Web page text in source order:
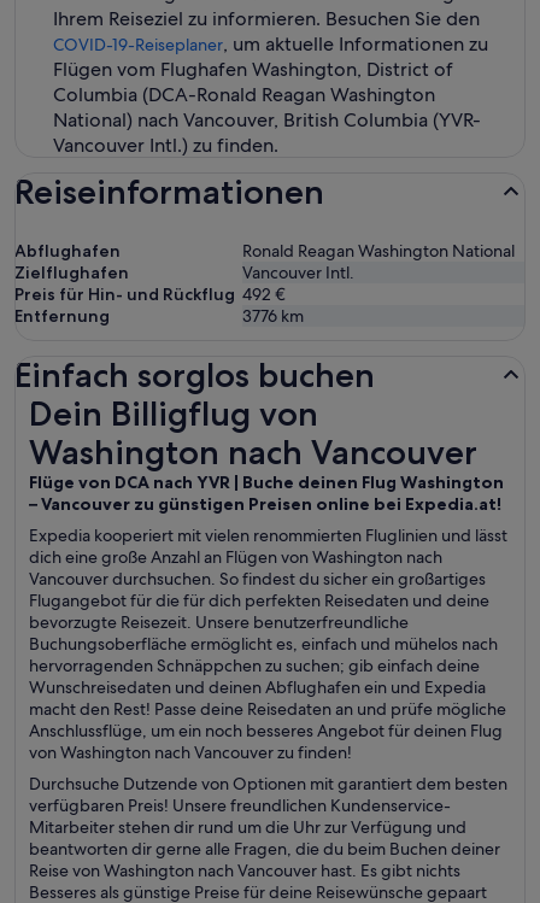
Ihrem Reiseziel zu informieren. Besuchen Sie den
COVID-19-Reiseplaner, um aktuelle Informationen zu
Flügen vom Flughafen Washington, District of
Columbia (DCA-Ronald Reagan Washington
National) nach Vancouver, British Columbia (YVR-
Vancouver Intl.) zu finden.
Reiseinformationen
Abflughafen
Ronald Reagan Washington National
Zielflughafen
Vancouver Intl.
Preis für Hin- und Rückflug 492 €
Entfernung
3776 km
Einfach sorglos buchen
Dein Billigflug von
Washington nach Vancouver
Flüge von DCA nach YVR | Buche deinen Flug Washington
– Vancouver zu günstigen Preisen online bei Expedia.at!
Expedia kooperiert mit vielen renommierten Fluglinien und lässt
dich eine große Anzahl an Flügen von Washington nach
Vancouver durchsuchen. So findest du sicher ein großartiges
Flugangebot für die für dich perfekten Reisedaten und deine
bevorzugte Reisezeit. Unsere benutzerfreundliche
Buchungsoberfläche ermöglicht es, einfach und mühelos nach
hervorragenden Schnäppchen zu suchen; gib einfach deine
Wunschreisedaten und deinen Abflughafen ein und Expedia
macht den Rest! Passe deine Reisedaten an und prüfe mögliche
Anschlussflüge, um ein noch besseres Angebot für deinen Flug
von Washington nach Vancouver zu finden!
Durchsuche Dutzende von Optionen mit garantiert dem besten
verfügbaren Preis! Unsere freundlichen Kundenservice-
Mitarbeiter stehen dir rund um die Uhr zur Verfügung und
beantworten dir gerne alle Fragen, die du beim Buchen deiner
Reise von Washington nach Vancouver hast. Es gibt nichts
Besseres als günstige Preise für deine Reisewünsche gepaart
Dein Billigflug von Washington nach Vancouver